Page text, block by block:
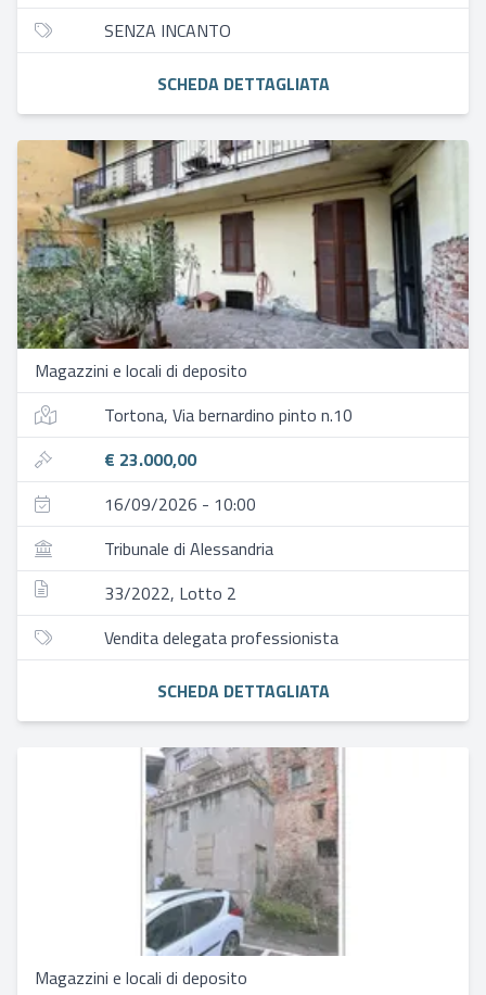
SENZA INCANTO
SCHEDA DETTAGLIATA
Magazzini e locali di deposito
Tortona, Via bernardino pinto n.10
€ 23.000,00
16/09/2026 - 10:00
Tribunale di Alessandria
33/2022, Lotto 2
Vendita delegata professionista
SCHEDA DETTAGLIATA
Magazzini e locali di deposito